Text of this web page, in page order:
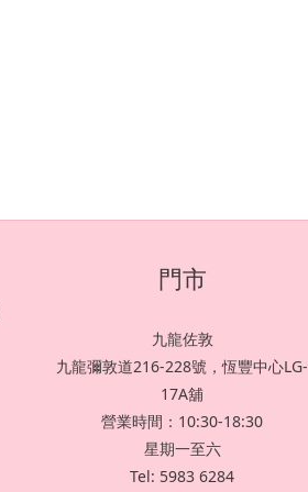
門市
九龍佐敦
九龍彌敦道216-228號，恆豐中心LG-
17A舖
營業時間：10:30-18:30
星期一至六
Tel: 5983 6284